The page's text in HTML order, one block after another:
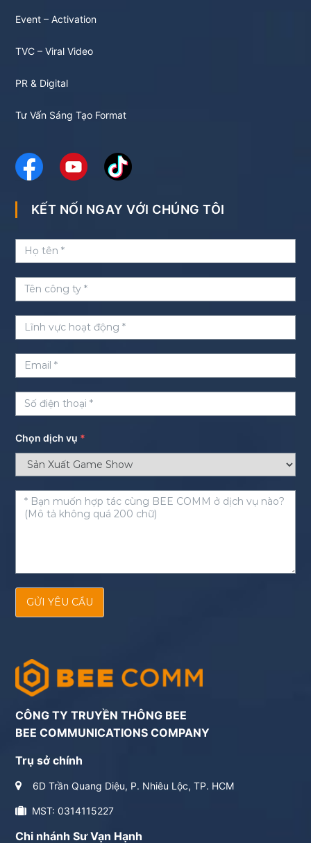
Event – Activation
TVC – Viral Video
PR & Digital
Tư Vấn Sáng Tạo Format
KẾT NỐI NGAY VỚI CHÚNG TÔI
Chọn dịch vụ *
GỬI YÊU CẦU
CÔNG TY TRUYỀN THÔNG BEE
BEE COMMUNICATIONS COMPANY
Trụ sở chính
6D Trần Quang Diệu, P. Nhiêu Lộc, TP. HCM
MST: 0314115227
Chi nhánh Sư Vạn Hạnh